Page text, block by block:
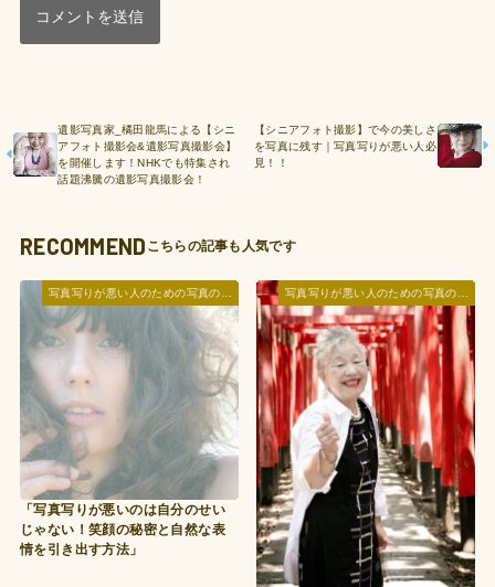
遺影写真家_橘田龍馬による【シニ
アフォト撮影会&遺影写真撮影会】
を開催します！NHKでも特集され
話題沸騰の遺影写真撮影会！
【シニアフォト撮影】で今の美しさ
を写真に残す｜写真写りが悪い人必
見！！
RECOMMEND
写真写りが悪い人のための写真の撮られ方レッスン
「写真写りが悪いのは自分のせい
じゃない！笑顔の秘密と自然な表
情を引き出す方法」
写真写りが悪い人のための写真の撮られ方レッスン